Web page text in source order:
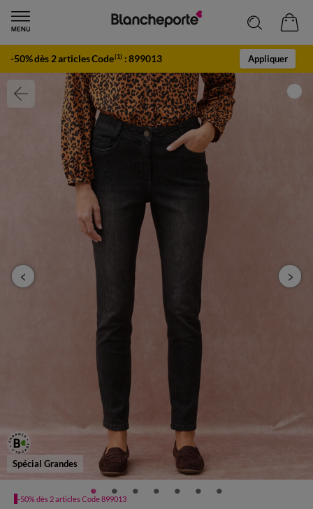
-50% dès 2 articles Code(1) :899013 Appliquer
Spécial Grandes
-50% dès 2 articles Code 899013